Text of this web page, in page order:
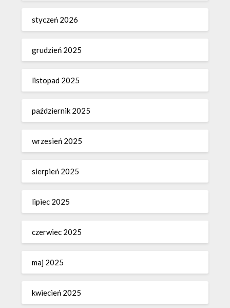
styczeń 2026
grudzień 2025
listopad 2025
październik 2025
wrzesień 2025
sierpień 2025
lipiec 2025
czerwiec 2025
maj 2025
kwiecień 2025